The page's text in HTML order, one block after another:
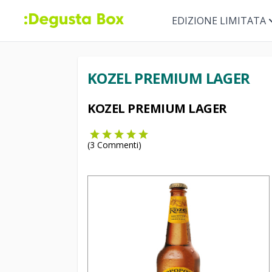
EDIZIONE LIMITATA
KOZEL PREMIUM LAGER
KOZEL PREMIUM LAGER
(3 Commenti)